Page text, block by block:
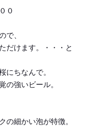
０
で、
だけます。・・・と
にちなんで。
の強いビール。
の細かい泡が特徴。